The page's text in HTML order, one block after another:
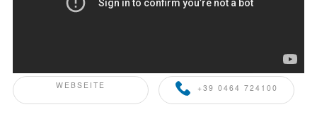
WEBSEITE +39 0464 724100